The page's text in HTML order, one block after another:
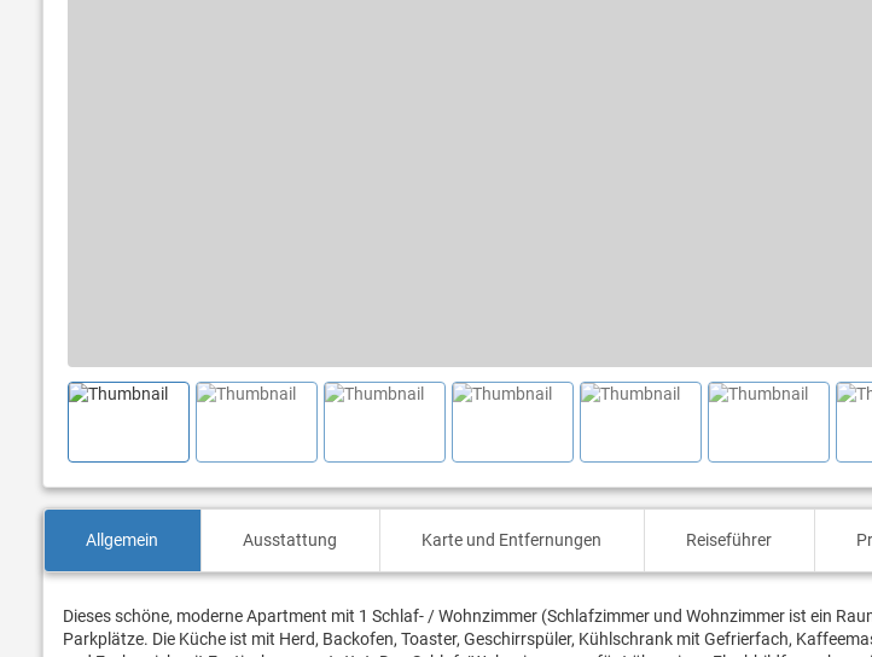
Allgemein Ausstattung Karte und Entfernungen Reiseführer
Dieses schöne, moderne Apartment mit 1 Schlaf- / Wohnzimmer (Schlafzimmer und Wohnzimmer ist ein
Parkplätze. Die Küche ist mit Herd, Backofen, Toaster, Geschirrspüler, Kühlschrank mit Gefrierfach,